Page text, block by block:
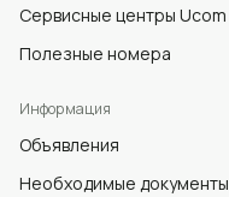
Сервисные центры Ucom
Полезные номера
Информация
Объявления
Необходимые документы